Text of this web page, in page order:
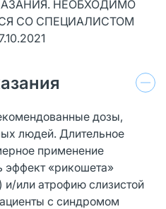
НЕОБХОДИМО
СО СПЕЦИАЛИСТОМ
дозы,
людей. Длительное
применение
эффект «рикошета»
или атрофию слизистой
с синдромом